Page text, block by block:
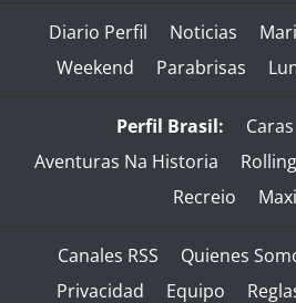
Diario Perfil Noticias
Weekend
Parabrisas
Perfil Brasil: Caras
Aventuras Na Historia
Recreio
Canales RSS Quienes
Privacidad
Equipo